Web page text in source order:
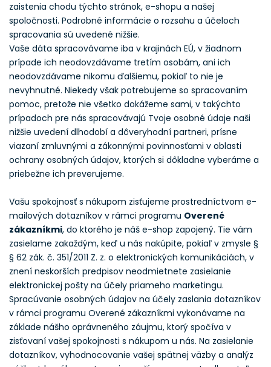
zaistenia chodu týchto stránok, e-shopu a našej
spoločnosti. Podrobné informácie o rozsahu a účeloch
spracovania sú uvedené nižšie.
Vaše dáta spracovávame iba v krajinách EÚ, v žiadnom
prípade ich neodovzdávame tretím osobám, ani ich
neodovzdávame nikomu ďalšiemu, pokiaľ to nie je
nevyhnutné. Niekedy však potrebujeme so spracovaním
pomoc, pretože nie všetko dokážeme sami, v takýchto
prípadoch pre nás spracovávajú Tvoje osobné údaje naši
nižšie uvedení dlhodobí a dôveryhodní partneri, prísne
viazaní zmluvnými a zákonnými povinnosťami v oblasti
ochrany osobných údajov, ktorých si dôkladne vyberáme a
priebežne ich preverujeme.
Vašu spokojnosť s nákupom zisťujeme prostredníctvom e-
mailových dotazníkov v rámci programu Overené
zákazníkmi, do ktorého je náš e-shop zapojený. Tie vám
zasielame zakaždým, keď u nás nakúpite, pokiaľ v zmysle §
§ 62 zák. č. 351/2011 Z. z. o elektronických komunikáciách, v
znení neskorších predpisov neodmietnete zasielanie
elektronickej pošty na účely priameho marketingu.
Spracúvanie osobných údajov na účely zaslania dotazníkov
v rámci programu Overené zákazníkmi vykonávame na
základe nášho oprávneného záujmu, ktorý spočíva v
zisťovaní vašej spokojnosti s nákupom u nás. Na zasielanie
dotazníkov, vyhodnocovanie vašej spätnej väzby a analýz